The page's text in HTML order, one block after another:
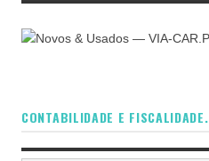
CONTABILIDADE E FISCALIDADE.